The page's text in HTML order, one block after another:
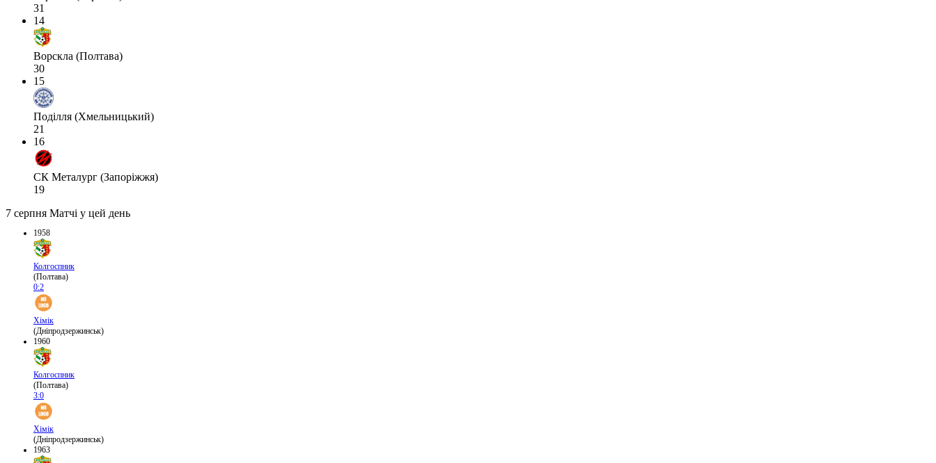
31
14
Ворскла (Полтава)
30
15
Поділля (Хмельницький)
21
16
СК Металург (Запоріжжя)
19
7 серпня Матчі у цей день
1958
Колгоспник
(Полтава)
0:2
Хімік
(Дніпродзержинськ)
1960
Колгоспник
(Полтава)
3:0
Хімік
(Дніпродзержинськ)
1963